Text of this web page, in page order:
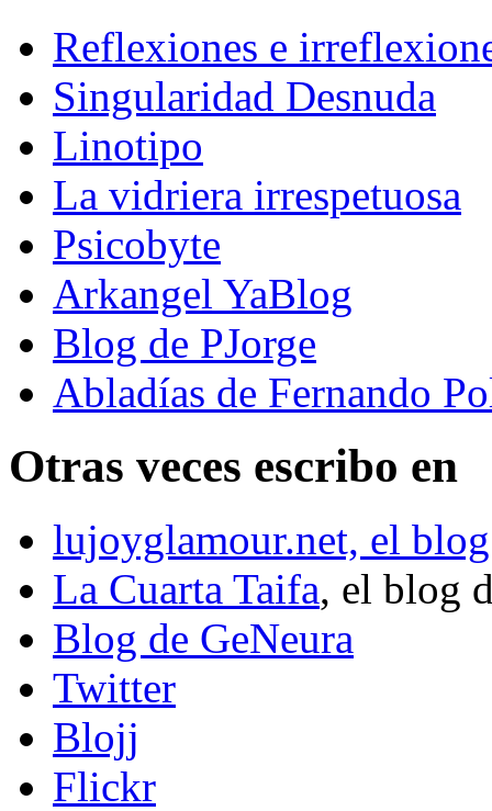
Reflexiones e
Singularidad Desnuda
Linotipo
La vidriera irrespetuosa
Psicobyte
Arkangel YaBlog
Blog de PJorge
Abladías de Fernando
Otras veces escribo en
lujoyglamour.net, el
La Cuarta Taifa, el blog
Blog de GeNeura
Twitter
Blojj
Flickr